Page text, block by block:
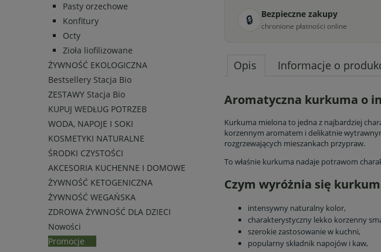
Pasty orzechowe
Konfitury
Octy
Zioła liofilizowane
ŻYWNOŚĆ EKOLOGICZNA
Bestsellery Stacja Bio
ZESTAWY Stacja Bio
KUPUJ WEDŁUG POTRZEB
WODA, NAPOJE I SOKI
KOSMETYKI NATURALNE
ŚRODKI CZYSTOŚCI
AKCESORIA KUCHENNE I DOMOWE
ŻYWNOŚĆ KETOGENICZNA
ŻYWNOŚĆ WEGAŃSKA
ZDROWA ŻYWNOŚĆ DLA DZIECI
Nowości
Promocje
🔒 Bezpieczne zakupy
chronione płatności online
Opis Informacje o
Aromatyczna kurkuma o
Kurkuma mielona to jedna z najbardziej
korzennym aromatem i delikatnie
rozgrzewających mieszankach przypraw.
To właśnie kurkuma nadaje potrawom
Czym wyróżnia się
intensywny naturalny kolor,
charakterystyczny lekko korzenny
szerokie zastosowanie w kuchni,
popularny składnik napojów i kaw,